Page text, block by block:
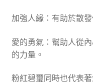
加強人緣：有助於散
愛的勇氣：幫助人從
的力量。
粉紅碧璽同時也代表